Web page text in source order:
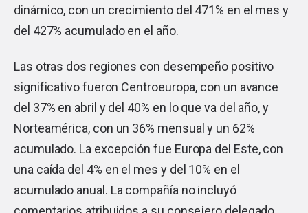
dinámico, con un crecimiento del 471% en el mes y
del 427% acumulado en el año.
Las otras dos regiones con desempeño positivo
significativo fueron Centroeuropa, con un avance
del 37% en abril y del 40% en lo que va del año, y
Norteamérica, con un 36% mensual y un 62%
acumulado. La excepción fue Europa del Este, con
una caída del 4% en el mes y del 10% en el
acumulado anual. La compañía no incluyó